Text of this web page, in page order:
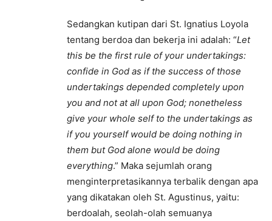
Sedangkan kutipan dari St. Ignatius Loyola
tentang berdoa dan bekerja ini adalah: “Let
this be the first rule of your undertakings:
confide in God as if the success of those
undertakings depended completely upon
you and not at all upon God; nonetheless
give your whole self to the undertakings as
if you yourself would be doing nothing in
them but God alone would be doing
everything.” Maka sejumlah orang
menginterpretasikannya terbalik dengan apa
yang dikatakan oleh St. Agustinus, yaitu:
berdoalah, seolah-olah semuanya